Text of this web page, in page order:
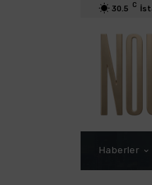
30.5 C
Haberler